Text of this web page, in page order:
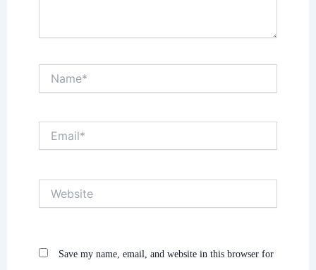
Save my name, email, and website in this browser for